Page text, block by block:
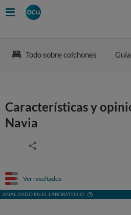
Todo sobre colchones
Características y
Navia
Ver resultados
ANALIZADO EN EL LABORATORIO